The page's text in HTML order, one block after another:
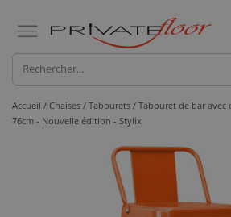
Accueil / Chaises / Tabourets / Tabouret de bar avec
76cm - Nouvelle édition - Stylix